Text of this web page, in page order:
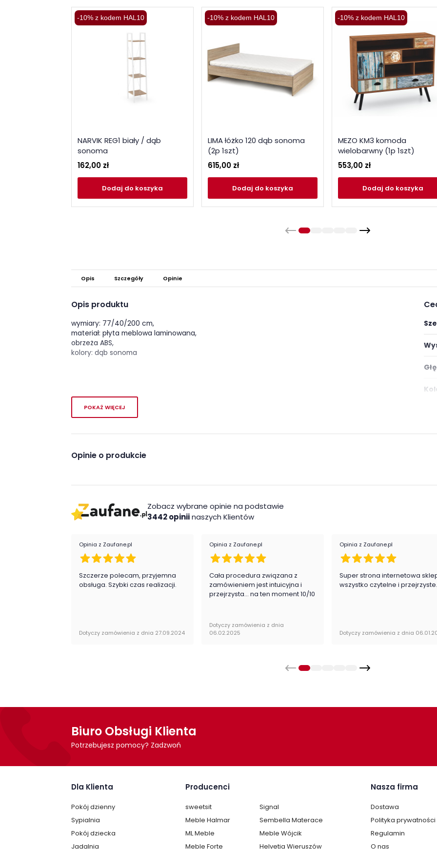
-10% z kodem HAL10
NARVIK REG1 biały / dąb
sonoma
162,00 zł
Dodaj do koszyka
-10% z kodem HAL10
LIMA łóżko 120 dąb sonoma
(2p 1szt)
615,00 zł
Dodaj do koszyka
-10% z kodem HAL10
MEZO KM3 komoda
wielobarwny (1p 1szt)
553,00 zł
Dodaj do koszyka
Opis Szczegóły Opinie
Opis produktu
wymiary: 77/40/200 cm,
materiał: płyta meblowa laminowana,
obrzeża ABS,
kolory: dąb sonoma
POKAŻ WIĘCEJ
Opinie o produkcie
Zobacz wybrane opinie na podstawie
3442 opiniinaszych Klientów
Opinia z Zaufane.pl
Szczerze polecam, przyjemna
obsługa. Szybki czas realizacji.
Dotyczy zamówienia z dnia 27.09.2024
Opinia z Zaufane.pl
Cała procedura związana z
zamówieniem jest intuicyjna i
przejrzysta... na ten moment 10/10
Dotyczy zamówienia z dnia
06.02.2025
Opinia z Zaufane.pl
Super strona internetowa
wszystko czytelne i przejrzyste.
Dotyczy zamówienia z dnia
Biuro Obsługi Klienta
Potrzebujesz pomocy? Zadzwoń
Dla Klienta
Pokój dzienny
Sypialnia
Pokój dziecka
Jadalnia
Producenci
sweetsit
Signal
Meble Halmar
Sembella Materace
ML Meble
Meble Wójcik
Meble Forte
Helvetia Wieruszów
Nasza firma
Dostawa
Polityka prywatności
Regulamin
O nas